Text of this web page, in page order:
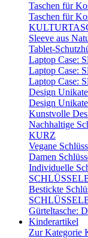
Taschen für
Taschen für
Sleeve aus
Tablet-
Laptop Case:
Laptop Case:
Laptop Case:
Design
Design
Kunstvolle
Nachhaltige
KURZ
Vegane
Damen
Individuelle
Bestickte
Gürteltasche:
Kinderartikel
Zur Kategorie